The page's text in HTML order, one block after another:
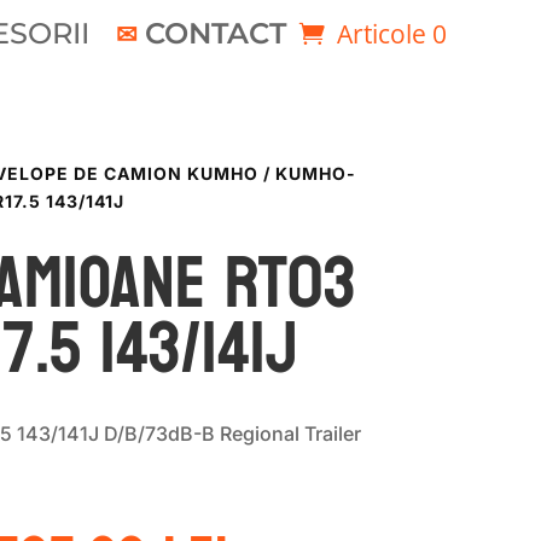
CONTACT Articole 0
DE CAMION KUMHO / KUMHO-
143/141J
RT03
143/141J
143/141J D/B/73dB-B Regional Trailer